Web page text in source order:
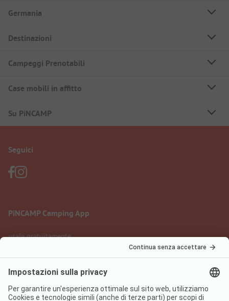
Germania
Destinazioni
Campeggi Prenotabili
Case mobili in affitto
Su PiNCAMP
Seguici
PiNCAMP Camping App
usala gratuitamente
Informazione legale Condizioni d'uso